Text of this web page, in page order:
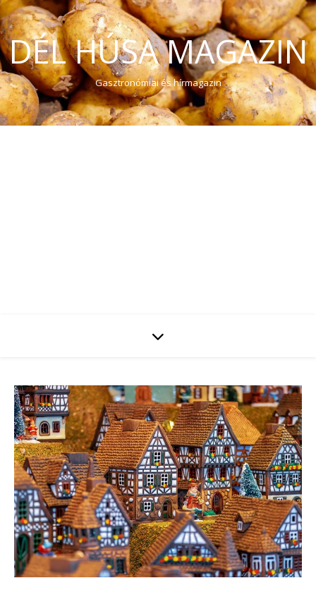
DÉL HÚSA MAGAZIN
Gasztronómiai és hírmagazin